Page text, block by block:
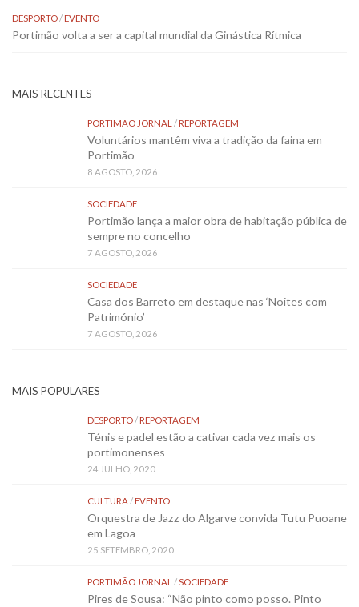
DESPORTO/EVENTO
Portimão volta a ser a capital mundial da Ginástica Rítmica
MAIS RECENTES
PORTIMÃO JORNAL /REPORTAGEM
Voluntários mantêm viva a tradição da faina em
Portimão
8 AGOSTO, 2026
SOCIEDADE
Portimão lança a maior obra de habitação pública de
sempre no concelho
7 AGOSTO, 2026
SOCIEDADE
Casa dos Barreto em destaque nas ‘Noites com
Património’
7 AGOSTO, 2026
MAIS POPULARES
DESPORTO/REPORTAGEM
Ténis e padel estão a cativar cada vez mais os
portimonenses
24 JULHO, 2020
CULTURA/EVENTO
Orquestra de Jazz do Algarve convida Tutu Puoane
em Lagoa
25 SETEMBRO, 2020
PORTIMÃO JORNAL /SOCIEDADE
Pires de Sousa: “Não pinto como posso. Pinto